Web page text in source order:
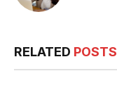
RELATED POSTS